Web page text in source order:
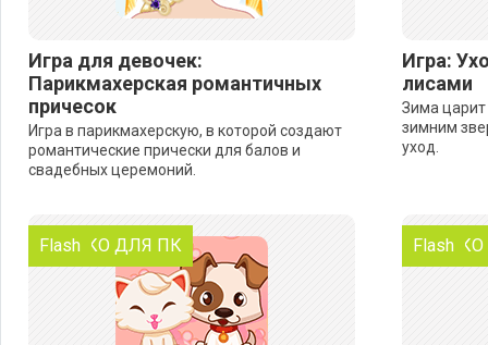
Игра для девочек:
Парикмахерская романтичных
причесок
Игра в парикмахерскую, в которой создают
романтические прически для балов и
свадебных церемоний.
Игра:
лисами
Зима
зимним
уход.
ТОЛЬКО ДЛЯ ПК
Flash Flash